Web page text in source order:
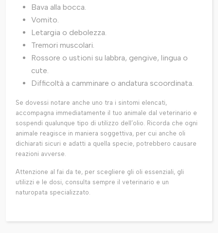
Bava alla bocca.
Vomito.
Letargia o debolezza.
Tremori muscolari.
Rossore o ustioni su labbra, gengive, lingua o
cute.
Difficoltà a camminare o andatura scoordinata.
Se dovessi notare anche uno tra i sintomi elencati,
accompagna immediatamente il tuo animale dal veterinario e
sospendi qualunque tipo di utilizzo dell’olio. Ricorda che ogni
animale reagisce in maniera soggettiva, per cui anche oli
dichiarati sicuri e adatti a quella specie, potrebbero causare
reazioni avverse.
Attenzione al fai da te, per scegliere gli oli essenziali, gli
utilizzi e le dosi, consulta sempre il veterinario e un
naturopata specializzato.